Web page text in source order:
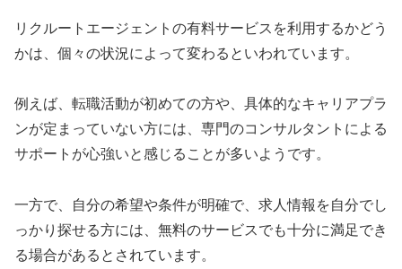
リクルートエージェントの有料サービスを利用するかどう
かは、個々の状況によって変わるといわれています。
例えば、転職活動が初めての方や、具体的なキャリアプラ
ンが定まっていない方には、専門のコンサルタントによる
サポートが心強いと感じることが多いようです。
一方で、自分の希望や条件が明確で、求人情報を自分でし
っかり探せる方には、無料のサービスでも十分に満足でき
る場合があるとされています。